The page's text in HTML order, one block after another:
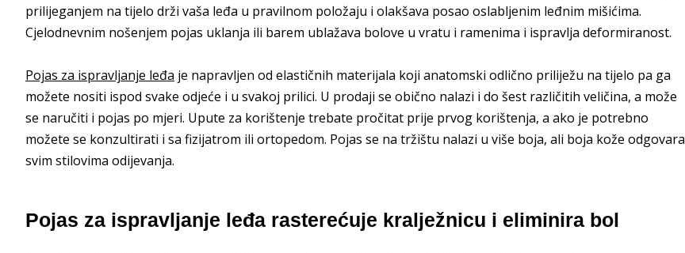
prilijeganjem na tijelo drži vaša leđa u pravilnom položaju i olakšava posao oslabljenim leđnim mišićima.
Cjelodnevnim nošenjem pojas uklanja ili barem ublažava bolove u vratu i ramenima i ispravlja deformiranost.
Pojas za ispravljanje leđa je napravljen od elastičnih materijala koji anatomski odlično priliježu na tijelo pa ga
možete nositi ispod svake odjeće i u svakoj prilici. U prodaji se obično nalazi i do šest različitih veličina, a može
se naručiti i pojas po mjeri. Upute za korištenje trebate pročitat prije prvog korištenja, a ako je potrebno
možete se konzultirati i sa fizijatrom ili ortopedom. Pojas se na tržištu nalazi u više boja, ali boja kože odgovara
svim stilovima odijevanja.
Pojas za ispravljanje leđa rasterećuje kralježnicu i eliminira bol